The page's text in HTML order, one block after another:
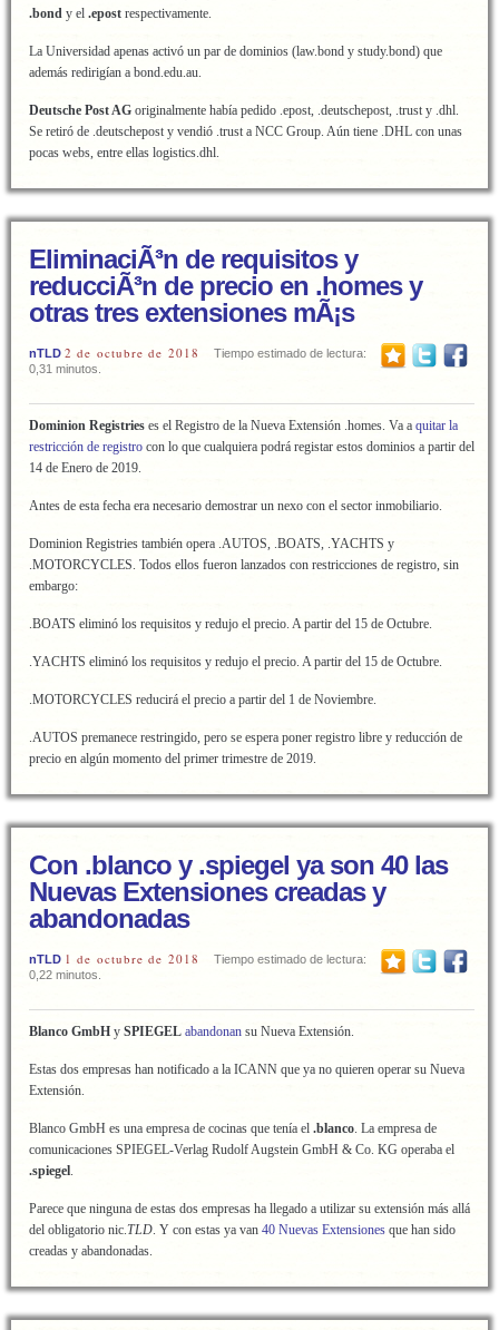
.bond y el .epost respectivamente.
La Universidad apenas activó un par de dominios (law.bond y study.bond) que
además redirigían a bond.edu.au.
Deutsche Post AG originalmente había pedido .epost, .deutschepost, .trust y .dhl.
Se retiró de .deutschepost y vendió .trust a NCC Group. Aún tiene .DHL con unas
pocas webs, entre ellas logistics.dhl.
EliminaciÃ³n de requisitos y
reducciÃ³n de precio en .homes y
otras tres extensiones mÃ¡s
nTLD 2 de octubre de 2018
Tiempo estimado de lectura:
0,31 minutos.
Dominion Registries es el Registro de la Nueva Extensión .homes. Va a quitar la
restricción de registro con lo que cualquiera podrá registar estos dominios a partir del
14 de Enero de 2019.
Antes de esta fecha era necesario demostrar un nexo con el sector inmobiliario.
Dominion Registries también opera .AUTOS, .BOATS, .YACHTS y
.MOTORCYCLES. Todos ellos fueron lanzados con restricciones de registro, sin
embargo:
.BOATS eliminó los requisitos y redujo el precio. A partir del 15 de Octubre.
.YACHTS eliminó los requisitos y redujo el precio. A partir del 15 de Octubre.
.MOTORCYCLES reducirá el precio a partir del 1 de Noviembre.
.AUTOS premanece restringido, pero se espera poner registro libre y reducción de
precio en algún momento del primer trimestre de 2019.
Con .blanco y .spiegel ya son 40 las
Nuevas Extensiones creadas y
abandonadas
nTLD 1 de octubre de 2018
Tiempo estimado de lectura:
0,22 minutos.
Blanco GmbH y SPIEGEL abandonan su Nueva Extensión.
Estas dos empresas han notificado a la ICANN que ya no quieren operar su Nueva
Extensión.
Blanco GmbH es una empresa de cocinas que tenía el .blanco. La empresa de
comunicaciones SPIEGEL-Verlag Rudolf Augstein GmbH & Co. KG operaba el
.spiegel.
Parece que ninguna de estas dos empresas ha llegado a utilizar su extensión más allá
del obligatorio nic.TLD. Y con estas ya van 40 Nuevas Extensiones que han sido
creadas y abandonadas.